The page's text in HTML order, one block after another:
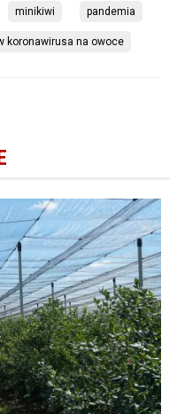
minikiwi pandemia
koronawirusa na owoce